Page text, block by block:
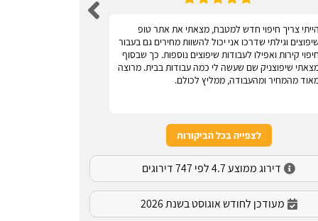
הייתי צריך חיפוי חדש למטבח, מצאתי את אתר טופ
שיפוצים וגילתי שדרכו אני יכול להשוות מחירים גם בעבור
חיפוי קירות ואפילו לעבודות שיפוצים נוספות. כך שבסוף
שיפוצניק שם שעשה לי כמה עבודות בבית. מרוצה
מהמחיר ומהעבודה, ממליץ לכולם.
לצפייה בכל הביקורות
דירוג ממוצע 4.7 לפי 747 דירוגים
מעודכן לחודש אוגוסט בשנת 2026